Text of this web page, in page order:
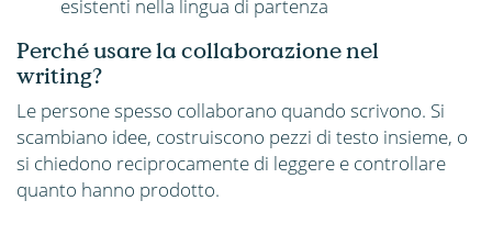
esistenti nella lingua di partenza
Perché usare la collaborazione nel
writing?
Le persone spesso collaborano quando scrivono. Si
scambiano idee, costruiscono pezzi di testo insieme, o
si chiedono reciprocamente di leggere e controllare
quanto hanno prodotto.